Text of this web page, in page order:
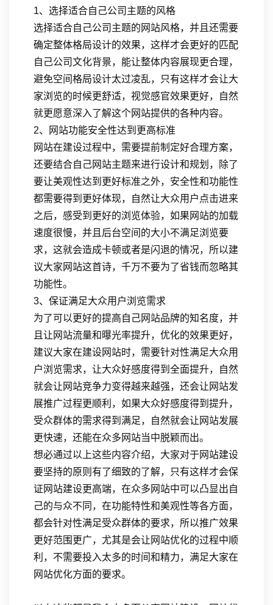
1、选择适合自己公司主题的风格
选择适合自己公司主题的网站风格，并且还需要
确定整体格局设计的效果，这样才会更好的匹配
自己公司文化背景，能让整体内容展现更合理，
避免空间格局设计太过凌乱，只有这样才会让大
家浏览的时候更舒适，视觉感官效果更好，自然
就更愿意深入了解这个网站提供的各种内容。
2、网站功能安全性达到更高标准
网站在建设过程中，需要提前制定好合理方案，
还要结合自己网站主题来进行设计和规划，除了
要让美观性达到更好标准之外，安全性和功能性
都需要得到更好体现，自然让大众用户点击进来
之后，感受到更好的浏览体验，如果网站的加载
速度很慢，并且后台空间的大小不满足浏览要
求，这就会造成卡顿或者是闪退的情况，所以建
议大家网站这首诗，千万不要为了省钱而忽略其
功能性。
3、保证满足大众用户浏览需求
为了可以更好的提高自己网站品牌的知名度，并
且让网站流量和曝光率提升，优化的效果更好，
建议大家在建设网站时，需要针对性满足大众用
户浏览需求，让大众好感度得到全面提升，自然
就会让网站竞争力变得越来越强，还会让网站发
展推广过程更顺利，如果大众好感度得到提升，
受众群体的需求得到满足，自然就会让网站发展
更快速，还能在众多网站当中脱颖而出。
想必通过以上这些内容介绍，大家对于网站建设
要坚持的原则有了细致的了解，只有这样才会保
证网站建设更高端，在众多网站中可以凸显出自
己的与众不同，在功能特性和美观性等各方面，
都会针对性满足受众群体的要求，所以推广效果
更好范围更广，尤其是会让网站优化的过程中顺
利，不需要投入太多的时间和精力，满足大家在
网站优化方面的要求。